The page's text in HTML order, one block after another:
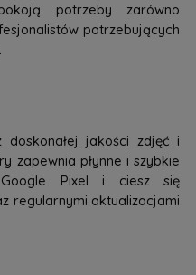
potrzeby zarówno
potrzebujących
doskonałej jakości zdjęć i
zapewnia płynne i szybkie
Google Pixel i ciesz się
regularnymi aktualizacjami